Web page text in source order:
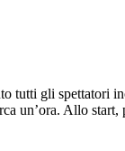
tutti gli spettatori
un’ora. Allo